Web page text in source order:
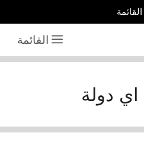
القائمة
القائمة